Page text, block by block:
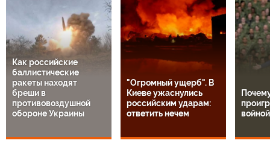
Как российские
баллистические
ракеты находят
бреши в
противовоздушной
обороне Украины
"Огромный ущерб". В
Киеве ужаснулись
российским ударам:
ответить нечем